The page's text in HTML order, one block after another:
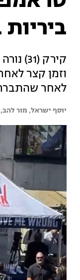
קירק
וזמן קצר
לאחר שהתברר
יוסף ישראל, מור להב,